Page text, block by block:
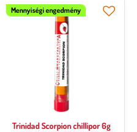
Mennyiségi engedmény
Trinidad Scorpion chillipor 6g